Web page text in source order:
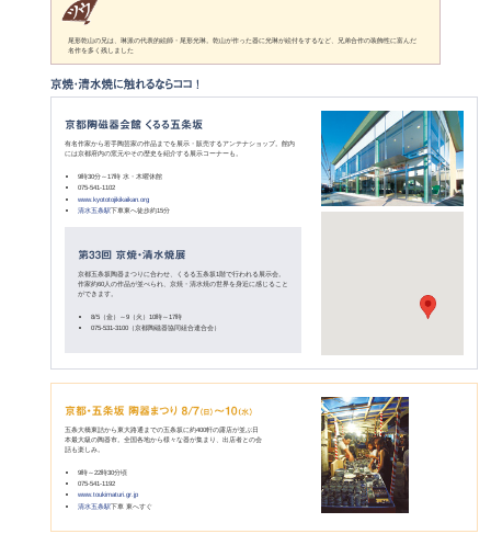
清水焼では、昭和初期まで京式登り窯が使われ、今でも五条坂付近ではそ
金・銀・赤・黄など多彩な色絵の具を用いた華麗な色絵陶磁器が多いのも
清水焼の特徴です。その起源は茶の湯で使われる陶器にあると言われてお